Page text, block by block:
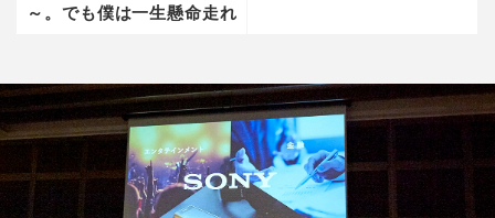
～。でも僕は一生懸命走れ